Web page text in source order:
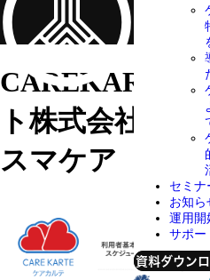
セミナ
お知ら
運用開
サポー
資料ダウン
CAREKARTE
ト株式会社
スマケア